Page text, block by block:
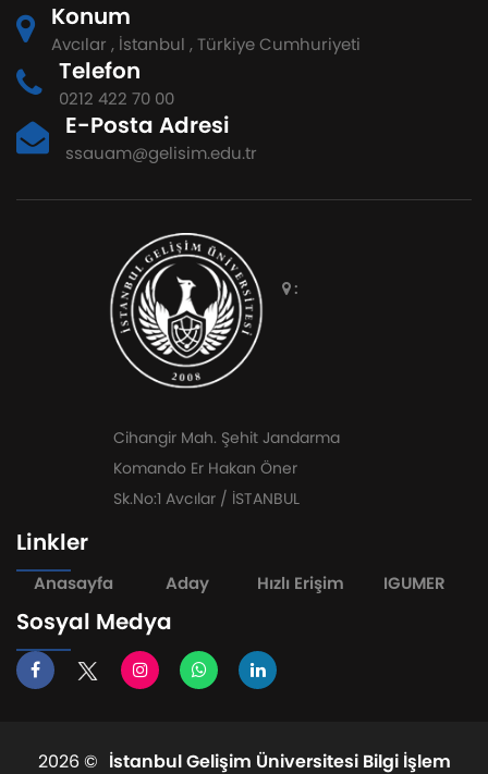
Konum
Avcılar , İstanbul , Türkiye Cumhuriyeti
Telefon
0212 422 70 00
E-Posta Adresi
ssauam@gelisim.edu.tr
:
Cihangir Mah. Şehit Jandarma
Komando Er Hakan Öner
Sk.No:1 Avcılar / İSTANBUL
Linkler
Anasayfa Aday Hızlı Erişim IGUMER
Sosyal Medya
2026 © İstanbul Gelişim Üniversitesi Bilgi İşlem